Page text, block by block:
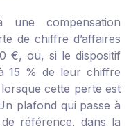
compensation
de chiffre d’affaires
€, ou, si le dispositif
15 % de leur chiffre
cette perte est
plafond qui passe à
référence, dans la